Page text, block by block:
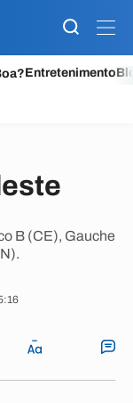
Entretenimento
B (CE), Gauche